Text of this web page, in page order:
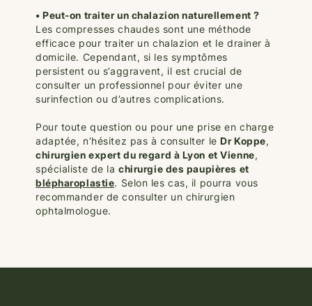
• Peut-on traiter un chalazion naturellement ?
Les compresses chaudes sont une méthode
efficace pour traiter un chalazion et le drainer à
domicile. Cependant, si les symptômes
persistent ou s’aggravent, il est crucial de
consulter un professionnel pour éviter une
surinfection ou d’autres complications.
Pour toute question ou pour une prise en charge
adaptée, n’hésitez pas à consulter leDr Koppe,
chirurgien expert du regard à Lyon et Vienne,
spécialiste de lachirurgie des paupières et
blépharoplastie. Selon les cas, il pourra vous
recommander de consulter un chirurgien
ophtalmologue.